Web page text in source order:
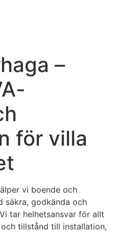
–
för villa
vi boende och
säkra, godkända och
tar helhetsansvar för allt
tillstånd till installation,